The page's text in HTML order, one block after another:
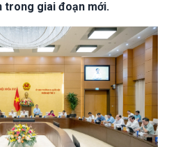
trong giai đoạn mới.